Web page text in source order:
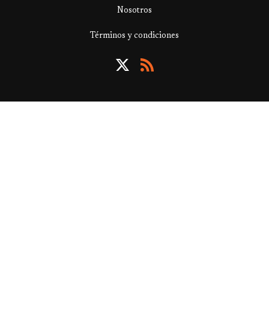
Nosotros
Términos y condiciones